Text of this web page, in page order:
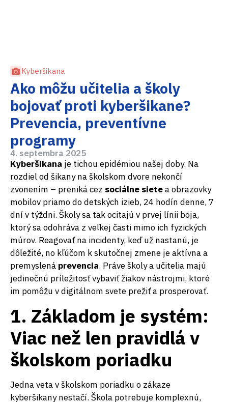
Kyberšikana
Ako môžu učitelia a školy
bojovať proti kyberšikane?
Prevencia, preventívne
programy
4. septembra 2025
Kyberšikana je tichou epidémiou našej doby. Na
rozdiel od šikany na školskom dvore nekončí
zvonením – preniká cez sociálne sietea obrazovky
mobilov priamo do detských izieb, 24 hodín denne, 7
dní v týždni. Školy sa tak ocitajú v prvej línii boja,
ktorý sa odohráva z veľkej časti mimo ich fyzických
múrov. Reagovať na incidenty, keď už nastanú, je
dôležité, no kľúčom k skutočnej zmene je aktívna a
premyslená prevencia. Práve školy a učitelia majú
jedinečnú príležitosť vybaviť žiakov nástrojmi, ktoré
im pomôžu v digitálnom svete prežiť a prosperovať.
1. Základom je systém:
Viac než len pravidlá v
školskom poriadku
Jedna veta v školskom poriadku o zákaze
kyberšikany nestačí. Škola potrebuje komplexnú,